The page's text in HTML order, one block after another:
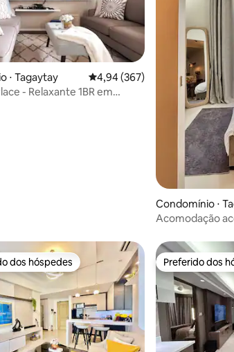
de 5, 137 avaliações
⋅ Tagaytay 4,94 de uma avaliação média
4,94 (367)
- Relaxante 1BR em
Condomínio ⋅
Acomodação
preferidos dos hóspedes
dos hóspedes Preferido dos
Preferido dos